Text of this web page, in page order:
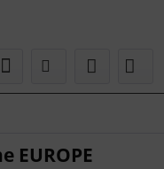
EUROPE